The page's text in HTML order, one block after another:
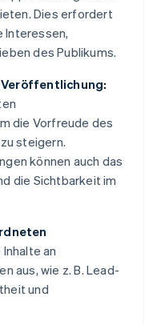
Dies erfordert
Interessen,
des Publikums.
die Vorfreude des
steigern.
können auch das
die Sichtbarkeit im
an
aus, wie z. B. Lead-
und